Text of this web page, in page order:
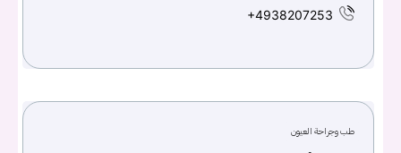
+4938207253
طب وجراحة العيون